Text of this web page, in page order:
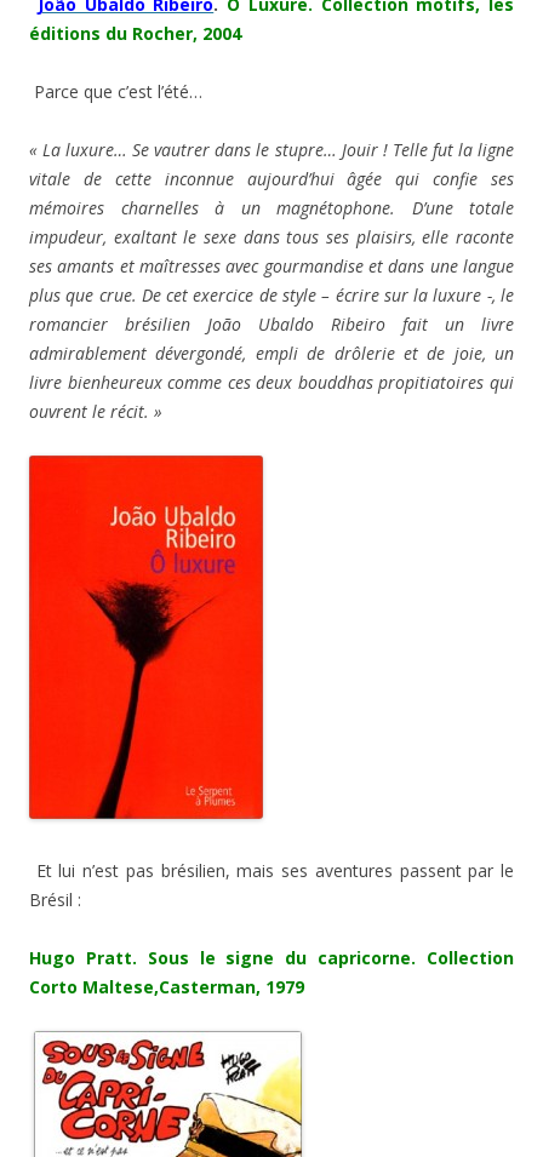
éditions du Rocher, 2004
Parce que c’est l’été…
« La luxure… Se vautrer dans le stupre… Jouir ! Telle fut la ligne
vitale de cette inconnue aujourd’hui âgée qui confie ses
mémoires charnelles à un magnétophone. D’une totale
impudeur, exaltant le sexe dans tous ses plaisirs, elle raconte
ses amants et maîtresses avec gourmandise et dans une langue
plus que crue. De cet exercice de style – écrire sur la luxure -, le
romancier brésilien João Ubaldo Ribeiro fait un livre
admirablement dévergondé, empli de drôlerie et de joie, un
livre bienheureux comme ces deux bouddhas propitiatoires qui
ouvrent le récit. »
Et lui n’est pas brésilien, mais ses aventures passent par le
Brésil :
Hugo Pratt. Sous le signe du capricorne. Collection
Corto Maltese,Casterman, 1979